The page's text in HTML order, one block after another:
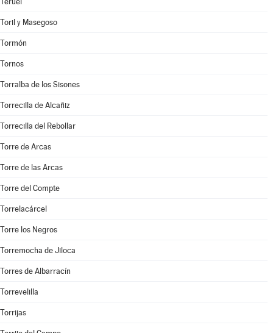
Toril y Masegoso
Tormón
Tornos
Torralba de los Sisones
Torrecilla de Alcañiz
Torrecilla del Rebollar
Torre de Arcas
Torre de las Arcas
Torre del Compte
Torrelacárcel
Torre los Negros
Torremocha de Jiloca
Torres de Albarracín
Torrevelilla
Torrijas